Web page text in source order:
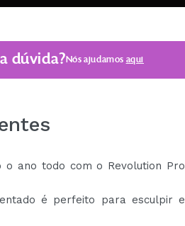
dúvida?Nós ajudamos aqui
o ano todo com o Revolution Pro
é perfeito para esculpir e